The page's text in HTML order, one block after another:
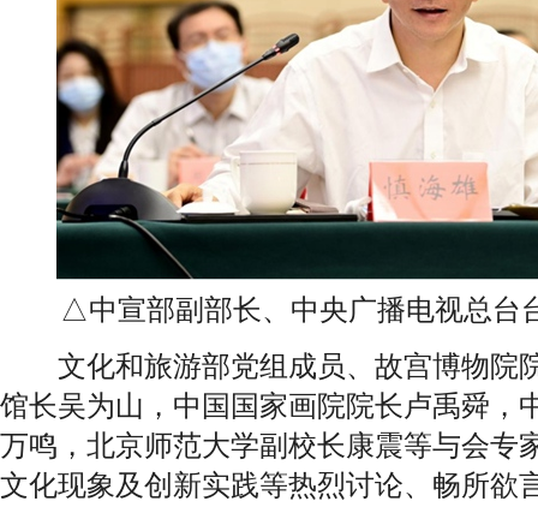
△中宣部副部长、中央广播电视总台
文化和旅游部党组成员、故宫博物院
馆长吴为山，中国国家画院院长卢禹舜，
万鸣，北京师范大学副校长康震等与会专
文化现象及创新实践等热烈讨论、畅所欲